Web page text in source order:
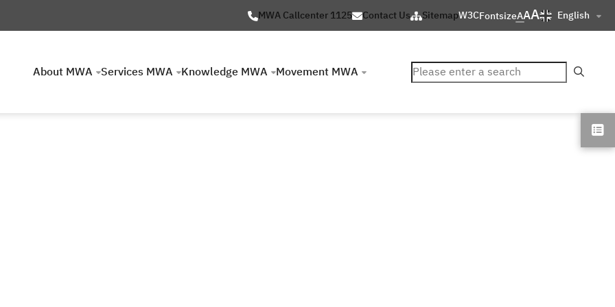
MWA Callcenter 1125 Contact Us SitemapW3CFontsizeAAA English
About MWA Services MWA Knowledge MWA Movement MWA ค้นหา